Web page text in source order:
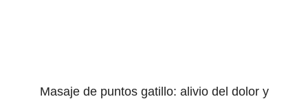
Masaje de puntos gatillo: alivio del dolor y